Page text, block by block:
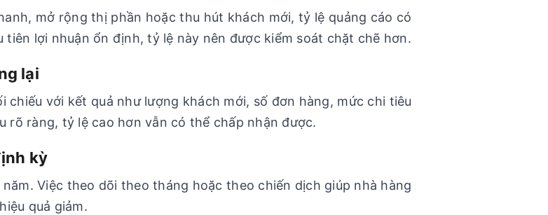
mở rộng thị phần hoặc thu hút khách mới, tỷ lệ quảng cáo có
lợi nhuận ổn định, tỷ lệ này nên được kiểm soát chặt chẽ hơn.
lại
chiếu với kết quả như lượng khách mới, số đơn hàng, mức chi tiêu
rõ ràng, tỷ lệ cao hơn vẫn có thể chấp nhận được.
kỳ
Việc theo dõi theo tháng hoặc theo chiến dịch giúp nhà hàng
quả giảm.